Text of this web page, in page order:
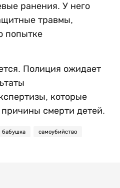
ранения. У него
травмы,
попытке
Полиция ожидает
которые
смерти детей.
бабушка самоубийство